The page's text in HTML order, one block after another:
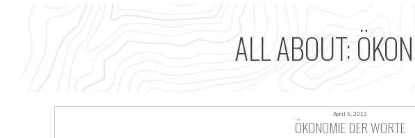
ALL ABOUT:
April 5, 2013
ÖKONOMIE DER WORTE